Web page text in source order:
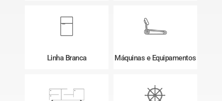
Linha Branca Máquinas e Equipamentos